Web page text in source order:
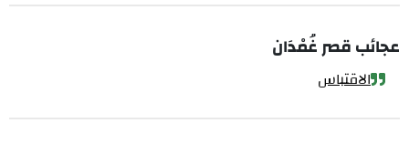
عجائب قصر غُمْدَان
الاقتباس